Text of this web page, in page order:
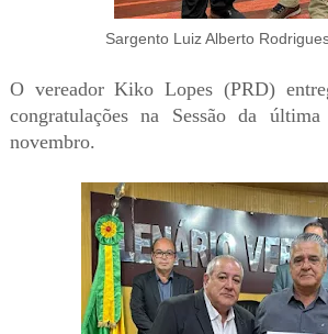
Sargento Luiz Alberto
O vereador Kiko Lopes (PRD)
congratulações na Sessão da
novembro.